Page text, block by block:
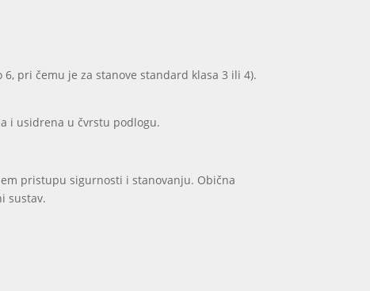
pri čemu je za stanove standard klasa 3 ili 4).
i usidrena u čvrstu podlogu.
pristupu sigurnosti i stanovanju. Obična
sustav.